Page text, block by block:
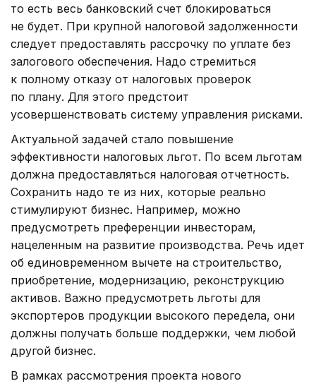
то есть весь банковский счет блокироваться
не будет. При крупной налоговой задолженности
следует предоставлять рассрочку по уплате без
залогового обеспечения. Надо стремиться
к полному отказу от налоговых проверок
по плану. Для этого предстоит
усовершенствовать систему управления рисками.
Актуальной задачей стало повышение
эффективности налоговых льгот. По всем льготам
должна предоставляться налоговая отчетность.
Сохранить надо те из них, которые реально
стимулируют бизнес. Например, можно
предусмотреть преференции инвесторам,
нацеленным на развитие производства. Речь идет
об единовременном вычете на строительство,
приобретение, модернизацию, реконструкцию
активов. Важно предусмотреть льготы для
экспортеров продукции высокого передела, они
должны получать больше поддержки, чем любой
другой бизнес.
В рамках рассмотрения проекта нового